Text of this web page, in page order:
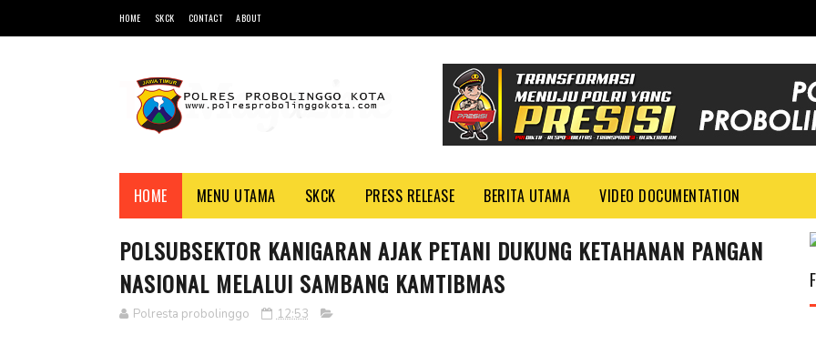
HOME SKCK CONTACT ABOUT
HOME MENU UTAMA SKCK PRESS RELEASE BERITA UTAMA VIDEO DOCUMENTATION
POLSUBSEKTOR KANIGARAN AJAK PETANI DUKUNG KETAHANAN PANGAN
NASIONAL MELALUI SAMBANG KAMTIBMAS
Polresta probolinggo 12:53